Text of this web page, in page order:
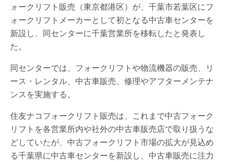
ォークリフト販売（東京都港区）が、千葉市若葉区にフ
ォークリフトメーカーとして初となる中古車センターを
新設し、同センターに千葉営業所を移転したと発表し
た。
同センターでは、フォークリフトや物流機器の販売、リ
ース・レンタル、中古車販売、修理やアフターメンテナ
ンスを実施する。
住友ナコフォークリフト販売は、これまで中古フォーク
リフトを各営業所内や社外の中古車販売店で取り扱うな
どしていたが、中古フォークリフト市場の拡大が見込め
る千葉県に中古車センターを新設し、中古車販売に注力